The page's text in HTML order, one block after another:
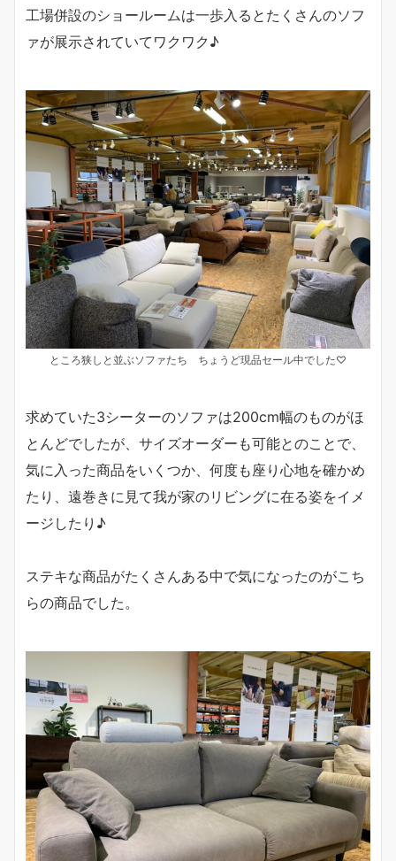
工場併設のショールームは一歩入るとたくさんのソフ
ァが展示されていてワクワク♪
ところ狭しと並ぶソファたち ちょうど現品セール中でした♡
求めていた3シーターのソファは200cm幅のものがほ
とんどでしたが、サイズオーダーも可能とのことで、
気に入った商品をいくつか、何度も座り心地を確かめ
たり、遠巻きに見て我が家のリビングに在る姿をイメ
ージしたり♪
ステキな商品がたくさんある中で気になったのがこち
らの商品でした。